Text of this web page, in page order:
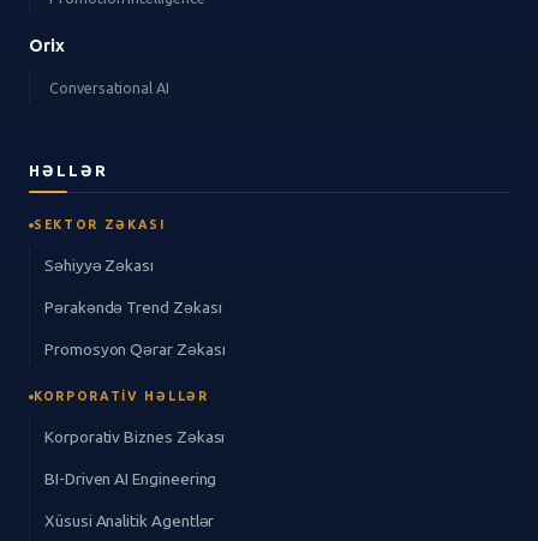
Orix
Conversational AI
HƏLLƏR
SEKTOR ZƏKASI
Səhiyyə Zəkası
Pərakəndə Trend Zəkası
Promosyon Qərar Zəkası
KORPORATIV HƏLLƏR
Korporativ Biznes Zəkası
BI-Driven AI Engineering
Xüsusi Analitik Agentlər